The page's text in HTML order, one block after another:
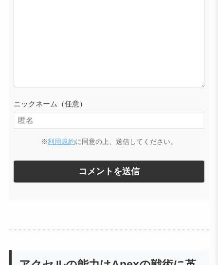
ニックネーム（任意）
※利用規約に同意の上、送信してください。